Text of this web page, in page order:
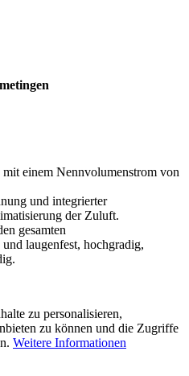
einem Nennvolumenstrom von
und integrierter
der Zuluft.
gesamten
laugenfest, hochgradig,
zu personalisieren,
zu können und die Zugriffe
Weitere Informationen